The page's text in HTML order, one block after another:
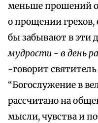
меньше прошений
о прощении
бы забывают в эти
мудрости - в день
-говорит
“Богослужение в
рассчитано на
мысли, чувства и